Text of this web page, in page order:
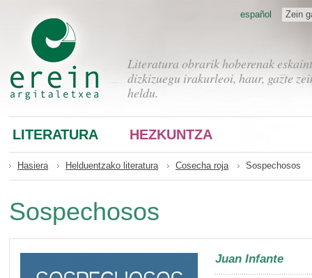
Literatura obrarik hoberenak
dizkizuegu irakurleoi, haur, gazte
heldu.
Zein
español
LITERATURA HEZKUNTZA
Hasiera Helduentzako literatura Cosecha roja Sospechosos
Sospechosos
Juan Infante